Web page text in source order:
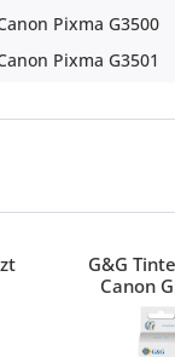
Pixma G3500
Pixma G3501
G&G
Canon